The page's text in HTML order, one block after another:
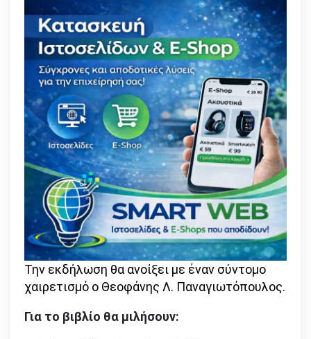
Την εκδήλωση θα ανοίξει με έναν σύντομο
χαιρετισμό ο Θεοφάνης Λ. Παναγιωτόπουλος.
Για το βιβλίο θα μιλήσουν: